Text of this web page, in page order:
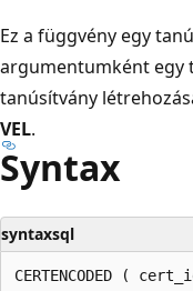
Ez a függvény egy
argumentumként egy
tanúsítvány
VEL.
Syntax
syntaxsql